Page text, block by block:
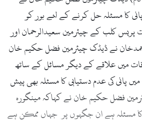
کا مسئلہ حل کرنے کے لئے بور کو
کلب کے چیئرمین سعیدالرحمان اور
نے ڈیڈک چیئرمین فضل حکیم خان
میں علاقے کے دیگر مسائل کے ساتھ
پانی کی عدم دستیابی کا مسئلہ بھی پیش
فضل حکیم خان نے کہاکہ مینگورہ
کا مسئلہ ہے ان جگہوں پر جہاں ممکن ہے